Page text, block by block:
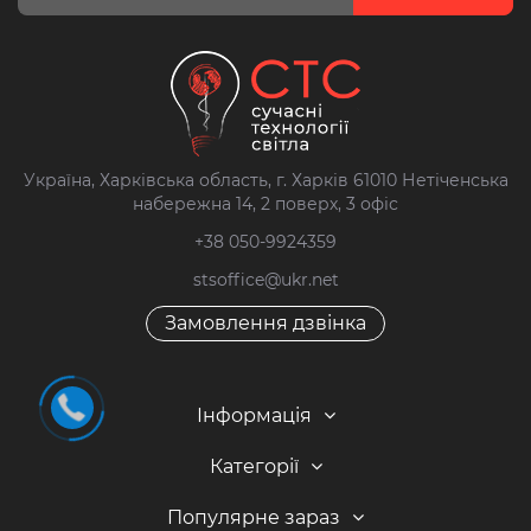
Україна, Харківська область, г. Харків 61010 Нетіченська
набережна 14, 2 поверх, 3 офіс
+38 050-9924359
stsoffice@ukr.net
Замовлення дзвінка
Інформація
Категорії
Популярне зараз